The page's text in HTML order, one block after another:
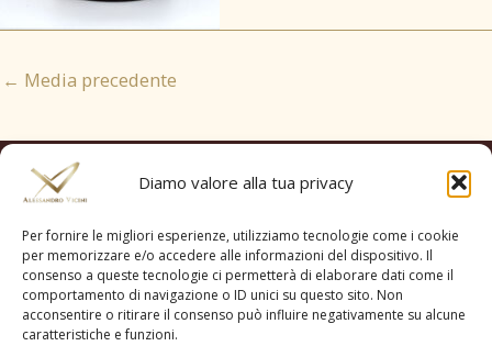
Diamo valore alla tua privacy
Per fornire le migliori esperienze, utilizziamo tecnologie come i cookie
per memorizzare e/o accedere alle informazioni del dispositivo. Il
consenso a queste tecnologie ci permetterà di elaborare dati come il
comportamento di navigazione o ID unici su questo sito. Non
acconsentire o ritirare il consenso può influire negativamente su alcune
caratteristiche e funzioni.
← Media precedente
COOKIE POLICY (UE)